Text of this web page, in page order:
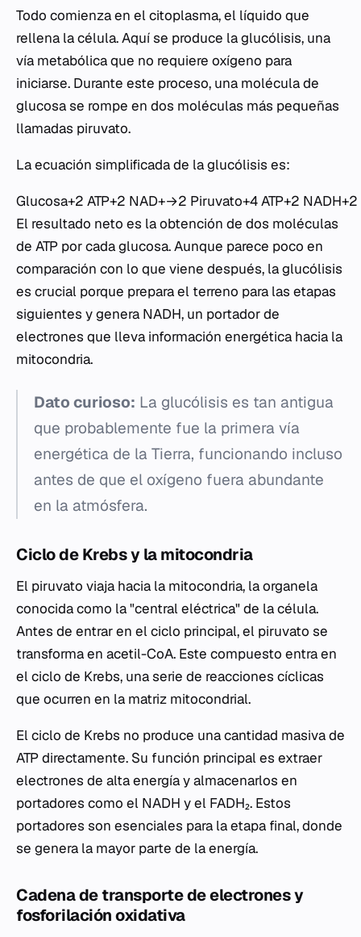
Todo comienza en el citoplasma, el líquido que
rellena la célula. Aquí se produce la glucólisis, una
vía metabólica que no requiere oxígeno para
iniciarse. Durante este proceso, una molécula de
glucosa se rompe en dos moléculas más pequeñas
llamadas piruvato.
La ecuación simplificada de la glucólisis es:
Glucosa+2 ATP+2 NAD+→2 Piruvato+4 ATP+2 NADH+2
El resultado neto es la obtención de dos moléculas
de ATP por cada glucosa. Aunque parece poco en
comparación con lo que viene después, la glucólisis
es crucial porque prepara el terreno para las etapas
siguientes y genera NADH, un portador de
electrones que lleva información energética hacia la
mitocondria.
Dato curioso: La glucólisis es tan antigua
que probablemente fue la primera vía
energética de la Tierra, funcionando incluso
antes de que el oxígeno fuera abundante
en la atmósfera.
Ciclo de Krebs y la mitocondria
El piruvato viaja hacia la mitocondria, la organela
conocida como la "central eléctrica" de la célula.
Antes de entrar en el ciclo principal, el piruvato se
transforma en acetil-CoA. Este compuesto entra en
el ciclo de Krebs, una serie de reacciones cíclicas
que ocurren en la matriz mitocondrial.
El ciclo de Krebs no produce una cantidad masiva de
ATP directamente. Su función principal es extraer
electrones de alta energía y almacenarlos en
portadores como el NADH y el FADH₂. Estos
portadores son esenciales para la etapa final, donde
se genera la mayor parte de la energía.
Cadena de transporte de electrones y
fosforilación oxidativa